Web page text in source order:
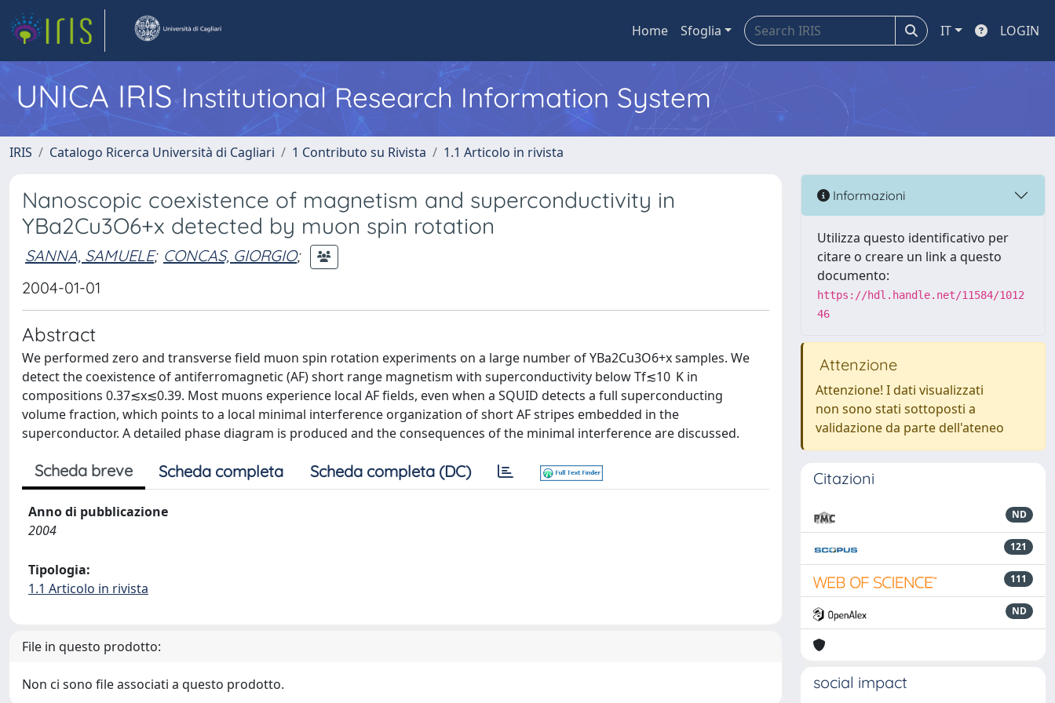
Home Sfoglia IT LOGIN
UNICA IRISInstitutional Research Information System
IRIS Catalogo Ricerca Università di Cagliari 1 Contributo su Rivista 1.1 Articolo in rivista
Nanoscopic coexistence of magnetism and superconductivity in
YBa2Cu3O6+x detected by muon spin rotation
SANNA, SAMUELE; CONCAS, GIORGIO;
2004-01-01
Abstract
We performed zero and transverse field muon spin rotation experiments on a large number of YBa2Cu3O6+x samples. We
detect the coexistence of antiferromagnetic (AF) short range magnetism with superconductivity below Tf≲10 K in
compositions 0.37≲x≲0.39. Most muons experience local AF fields, even when a SQUID detects a full superconducting
volume fraction, which points to a local minimal interference organization of short AF stripes embedded in the
superconductor. A detailed phase diagram is produced and the consequences of the minimal interference are discussed.
Scheda breve Scheda completa Scheda completa (DC)
Anno di pubblicazione
2004
Tipologia:
1.1 Articolo in rivista
File in questo prodotto:
Non ci sono file associati a questo prodotto.
Informazioni
Utilizza questo identificativo per
citare o creare un link a questo
documento:
https://hdl.handle.net/11584/1012
46
Attenzione
Attenzione! I dati visualizzati
non sono stati sottoposti a
validazione da parte dell'ateneo
Citazioni
ND
121
111
ND
social impact